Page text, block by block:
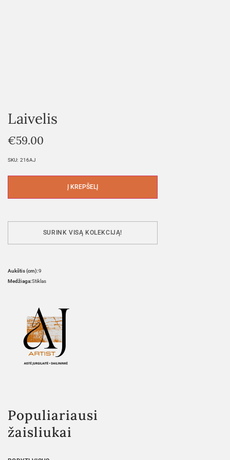
Laivelis
€59.00
SKU: 216AJ
Į KREPŠELĮ
SURINK VISĄ KOLEKCIJĄ!
Aukštis (cm):9
Medžiaga:Stiklas
Populiariausi
žaisliukai